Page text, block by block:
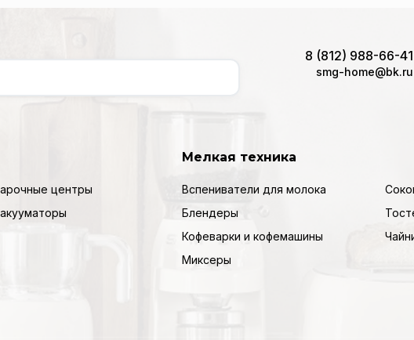
8 (812) 988-66-41
smg-home@bk.ru
центры
Мелкая техника
Вспениватели для молока
Блендеры
Кофеварки и кофемашины
Миксеры